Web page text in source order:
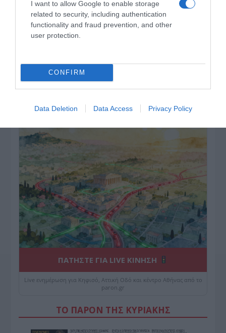
I want to allow Google to enable storage
related to security, including authentication
functionality and fraud prevention, and other
user protection.
CONFIRM
Data Deletion Data Access Privacy Policy
ΔΕΙΤΕ ΤΗΝ ΚΙΝΗΣΗ ΣΤΟΥΣ ΔΡΌΜΟΥΣ
Κίνηση Τώρα: Live Χάρτης Αθήνας
ΠΑΤΗΣΤΕ ΓΙΑ LIVE ΚΙΝΗΣΗ
Live ενημέρωση για Κηφισό, Αττική Οδό και κέντρο Αθήνας από το
paron.gr
ΤΟ ΠΑΡΟΝ ΤΗΣ ΚΥΡΙΑΚΗΣ